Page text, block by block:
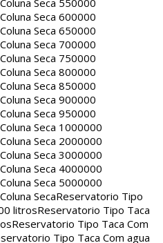
Seca 550000
Seca 600000
Seca 650000
Seca 700000
Seca 750000
Seca 800000
Seca 850000
Seca 900000
Seca 950000
Seca 1000000
Seca 2000000
Seca 3000000
Seca 4000000
Seca 5000000
SecaReservatorio Tipo
litrosReservatorio Tipo Taca
Reservatorio Tipo Taca Com
Tipo Taca Com agua